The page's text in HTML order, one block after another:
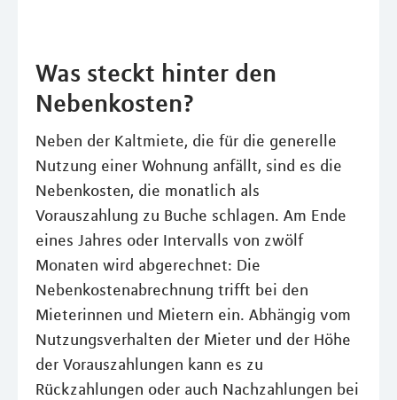
Was steckt hinter den
Nebenkosten?
Neben der Kaltmiete, die für die generelle
Nutzung einer Wohnung anfällt, sind es die
Nebenkosten, die monatlich als
Vorauszahlung zu Buche schlagen. Am Ende
eines Jahres oder Intervalls von zwölf
Monaten wird abgerechnet: Die
Nebenkostenabrechnung trifft bei den
Mieterinnen und Mietern ein. Abhängig vom
Nutzungsverhalten der Mieter und der Höhe
der Vorauszahlungen kann es zu
Rückzahlungen oder auch Nachzahlungen bei